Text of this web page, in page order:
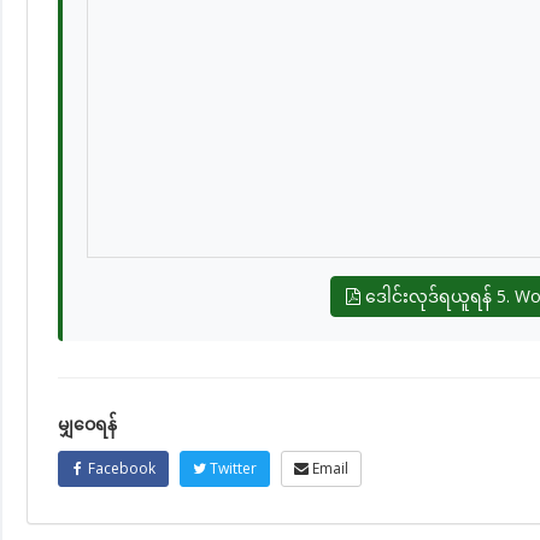
ဒေါင်းလုဒ်ရယူရန် 5.
မျှဝေရန်
Facebook Twitter Email